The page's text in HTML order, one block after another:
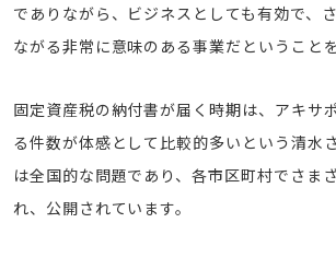
でありながら、ビジネスとしても有効で、
ながる非常に意味のある事業だということ
固定資産税の納付書が届く時期は、アキサ
る件数が体感として比較的多いという清水
は全国的な問題であり、各市区町村でさま
れ、公開されています。